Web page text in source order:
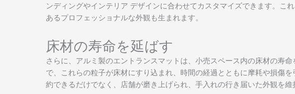
ンディングやインテリア デザインに合わせてカスタマイズできます。こ
あるプロフェッショナルな外観も生まれます。
床材の寿命を延ばす
さらに、アルミ製のエントランスマットは、小売スペース内の床材の寿
で、これらの粒子が床材にすり込まれ、時間の経過とともに摩耗や損傷
約できるだけでなく、店舗が磨き上げられ、手入れの行き届いた外観を維